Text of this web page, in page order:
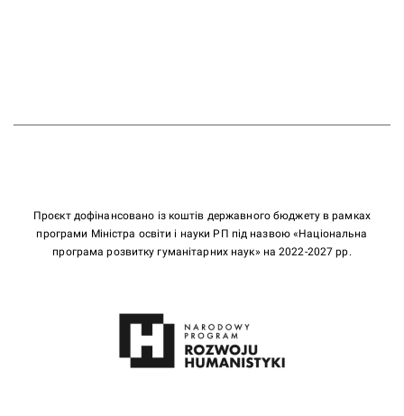
Проєкт дофінансовано із коштів державного бюджету в рамках
програми Міністра освіти і науки РП під назвою «Національна
програма розвитку гуманітарних наук» на 2022-2027 рр.